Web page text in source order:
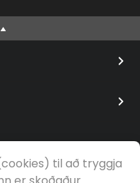
til að tryggja